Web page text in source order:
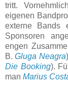
tritt.
eigenen
externe Bands
Sponsoren
engen
B.Gluga Neagra
Die Booking).
man Marius